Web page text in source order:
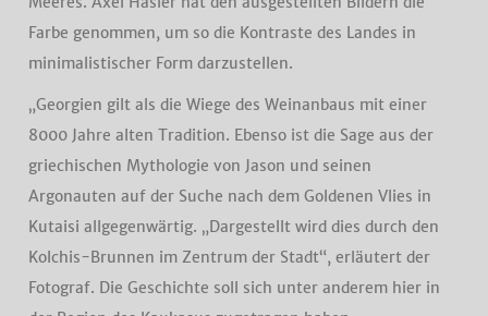
Farbe genommen, um so die Kontraste des Landes in
minimalistischer Form darzustellen.
„Georgien gilt als die Wiege des Weinanbaus mit einer
8000 Jahre alten Tradition. Ebenso ist die Sage aus der
griechischen Mythologie von Jason und seinen
Argonauten auf der Suche nach dem Goldenen Vlies in
Kutaisi allgegenwärtig. „Dargestellt wird dies durch den
Kolchis-Brunnen im Zentrum der Stadt“, erläutert der
Fotograf. Die Geschichte soll sich unter anderem hier in